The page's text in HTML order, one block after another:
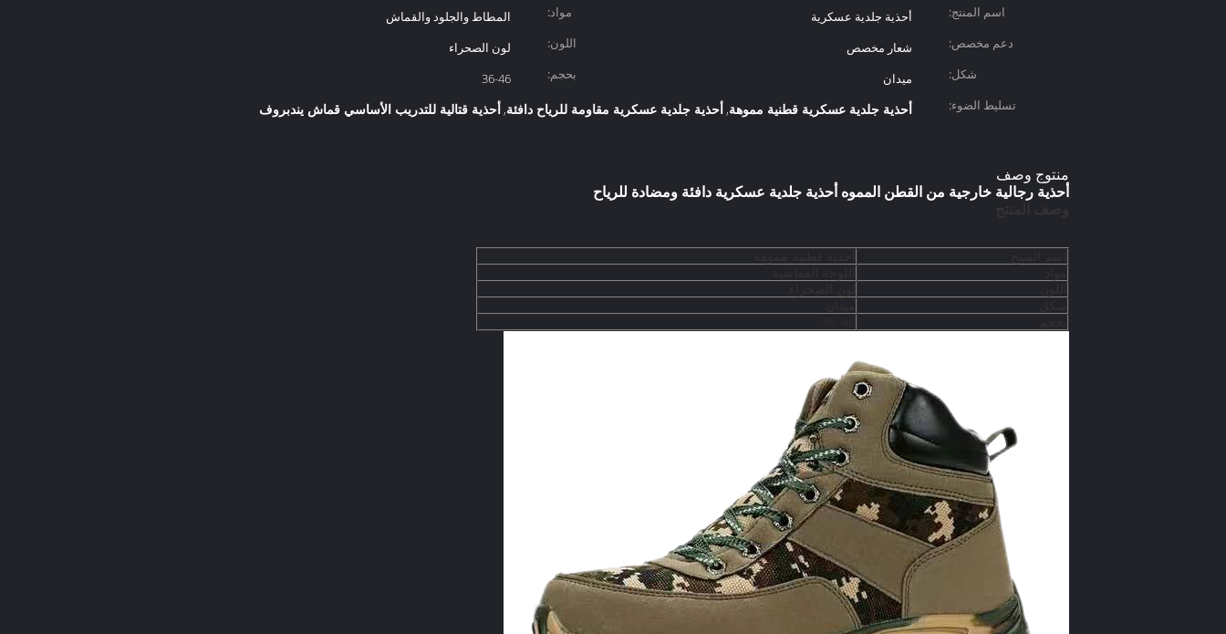
اسم المنتج: أحذية جلدية عسكرية مواد:
المطاط والجلود والقماش
دعم مخصص:
شعار مخصص اللون:
لون الصحراء
شكل:
ميدان بحجم:
36-46
تسليط الضوء:
أحذية جلدية عسكرية قطنية مموهة, أحذية جلدية عسكرية مقاومة للرياح دافئة, أحذية قتالية للتدريب الأساسي قماش يندبروف
منتوج وصف
أحذية رجالية خارجية من القطن المموه أحذية جلدية عسكرية دافئة ومضادة للرياح